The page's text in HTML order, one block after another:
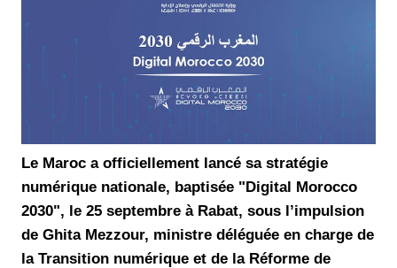
Le Maroc a officiellement lancé sa stratégie
numérique nationale, baptisée "Digital Morocco
2030", le 25 septembre à Rabat, sous l’impulsion
de Ghita Mezzour, ministre déléguée en charge de
la Transition numérique et de la Réforme de